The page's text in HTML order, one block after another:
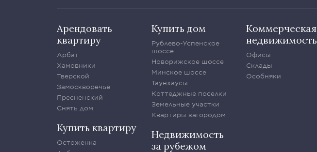
Арендовать
квартиру
Арбат
Хамовники
Тверской
Замоскворечье
Пресненский
Снять дом
Купить квартиру
Остоженка
Купить дом
Рублево-Успенское
шоссе
Новорижское шоссе
Минское шоссе
Таунхаусы
Коттеджные поселки
Земельные участки
Квартиры загородом
Недвижимость
за рубежом
Коммерческая
недвижимость
Офисы
Склады
Особняки